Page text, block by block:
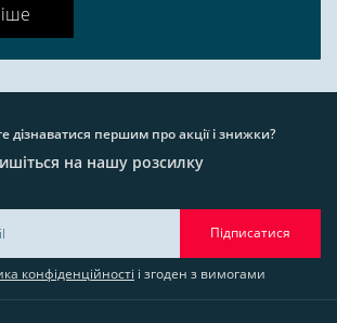
дізнаватися першим про акції і знижки?
на нашу розсилку
Підписатися
конфіденційності і згоден з вимогами